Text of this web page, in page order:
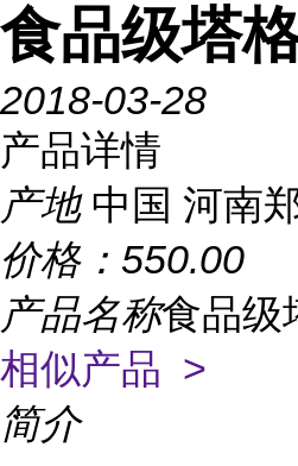
食品级塔
2018-03-28
产品详情
产地 中国 河南
价格： 550.00
产品名称食品级
相似产品 >
简介